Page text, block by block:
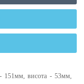
151мм, висота - 53мм,